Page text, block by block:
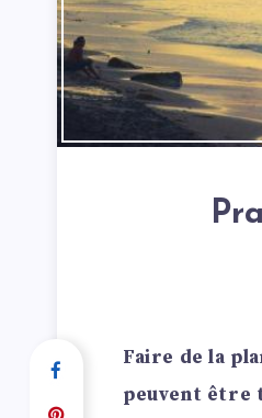
Faire de la
peuvent être